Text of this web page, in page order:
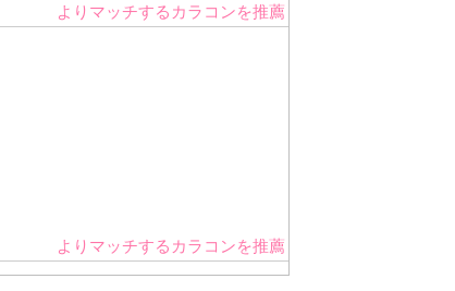
よりマッチするカラコンを推薦
よりマッチするカラコンを推薦